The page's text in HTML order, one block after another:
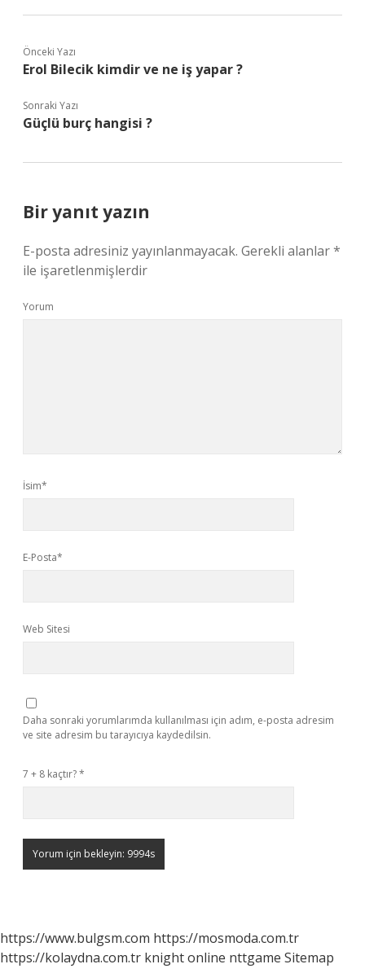
Önceki Yazı
Erol Bilecik kimdir ve ne iş yapar ?
Sonraki Yazı
Güçlü burç hangisi ?
Bir yanıt yazın
E-posta adresiniz yayınlanmayacak. Gerekli alanlar*
ile işaretlenmişlerdir
Yorum
İsim*
E-Posta*
Web Sitesi
Daha sonraki yorumlarımda kullanılması için adım, e-posta adresim
ve site adresim bu tarayıcıya kaydedilsin.
7 + 8 kaçtır?*
https://www.bulgsm.com https://mosmoda.com.tr
https://kolaydna.com.tr knight online nttgame Sitemap